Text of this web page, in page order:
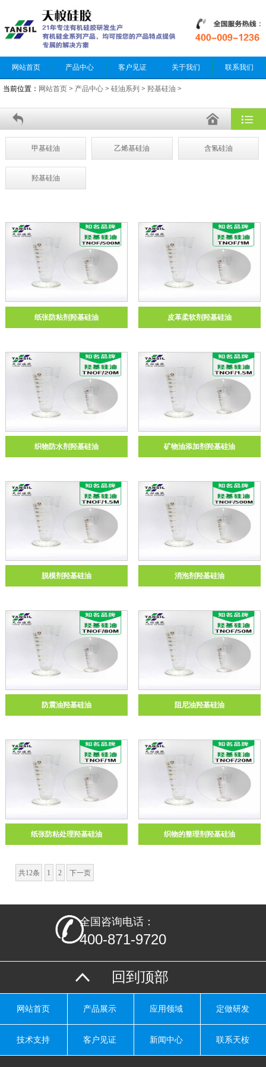
网站首页 产品中心 客户见证 关于我们 联系我们
当前位置： 网站首页 > 产品中心 > 硅油系列 > 羟基硅油 >
甲基硅油 乙烯基硅油 含氢硅油
羟基硅油
纸张防粘剂羟基硅油 皮革柔软剂羟基硅油
织物防水剂羟基硅油 矿物油添加剂羟基硅油
脱模剂羟基硅油 消泡剂羟基硅油
防震油羟基硅油 阻尼油羟基硅油
纸张防粘处理羟基硅油 织物的整理剂羟基硅油
共12条 1 2 下一页
全国咨询电话：
400-871-9720
回到顶部
网站首页 产品展示 应用领域 定做研发
技术支持 客户见证 新闻中心 联系天桉